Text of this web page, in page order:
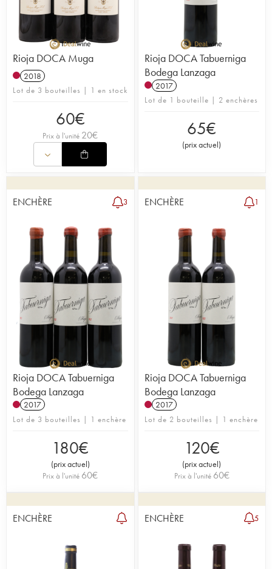
Rioja DOCA Muga
2018
Lot de 3 bouteilles | 1 en stock
60€
Prix à l'unité 20€
Rioja DOCA Tabuerniga
Bodega Lanzaga
2017
Lot de 1 bouteille | 2 enchères
65€
(prix actuel)
ENCHÈRE 3
Rioja DOCA Tabuerniga
Bodega Lanzaga
2017
Lot de 3 bouteilles | 1 enchère
180€
(prix actuel)
Prix à l'unité 60€
ENCHÈRE 1
Rioja DOCA Tabuerniga
Bodega Lanzaga
2017
Lot de 2 bouteilles | 1 enchère
120€
(prix actuel)
Prix à l'unité 60€
ENCHÈRE ENCHÈRE 5